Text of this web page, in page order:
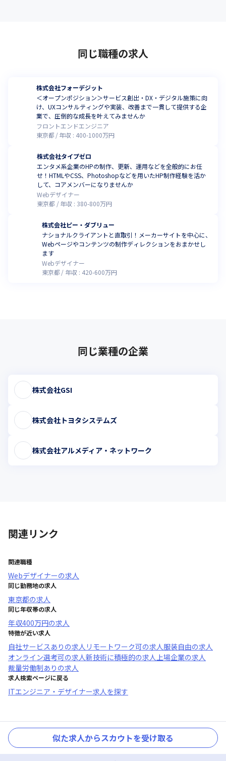
同じ職種の求人
株式会社フォーデジット
＜オープンポジション＞サービス創出・DX・デジタル施策に向
け、UXコンサルティングや実装、改善まで一貫して提供する企
業で、圧倒的な成長を叶えてみませんか
フロントエンドエンジニア
東京都
年収 : 400-1000万円
株式会社タイプゼロ
エンタメ系企業のHPの制作、更新、運用などを全般的にお任
せ！HTMLやCSS、Photoshopなどを用いたHP制作経験を活か
して、コアメンバーになりませんか
Webデザイナー
東京都
年収 : 380-800万円
株式会社ピー・ダブリュー
ナショナルクライアントと直取引！メーカーサイトを中心に、
Webページやコンテンツの制作ディレクションをおまかせし
ます
Webデザイナー
東京都
年収 : 420-600万円
同じ業種の企業
株式会社GSI
株式会社トヨタシステムズ
株式会社アルメディア・ネットワーク
関連リンク
関連職種
Webデザイナーの求人
同じ勤務地の求人
東京都の求人
同じ年収帯の求人
年収400万円の求人
特徴が近い求人
自社サービスあり の求人 リモートワーク可の求人服装自由の求人
オンライン選考可の求人新技術に積極的の求人上場企業の求人
裁量労働制あり の求人
求人検索ページに戻る
ITエンジニア・デザイナー求人を探す
似た求人からスカウトを受け取る